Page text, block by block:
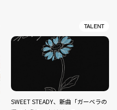
TALENT
SWEET STEADY、新曲「ガーベラの